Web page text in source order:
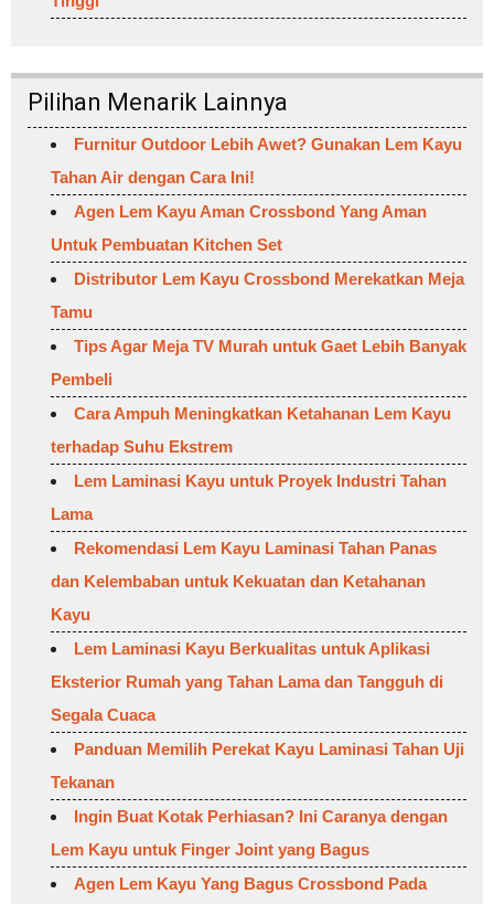
Pilihan Menarik Lainnya
Furnitur Outdoor Lebih Awet? Gunakan Lem Kayu
Tahan Air dengan Cara Ini!
Agen Lem Kayu Aman Crossbond Yang Aman
Untuk Pembuatan Kitchen Set
Distributor Lem Kayu Crossbond Merekatkan Meja
Tamu
Tips Agar Meja TV Murah untuk Gaet Lebih Banyak
Pembeli
Cara Ampuh Meningkatkan Ketahanan Lem Kayu
terhadap Suhu Ekstrem
Lem Laminasi Kayu untuk Proyek Industri Tahan
Lama
Rekomendasi Lem Kayu Laminasi Tahan Panas
dan Kelembaban untuk Kekuatan dan Ketahanan
Kayu
Lem Laminasi Kayu Berkualitas untuk Aplikasi
Eksterior Rumah yang Tahan Lama dan Tangguh di
Segala Cuaca
Panduan Memilih Perekat Kayu Laminasi Tahan Uji
Tekanan
Ingin Buat Kotak Perhiasan? Ini Caranya dengan
Lem Kayu untuk Finger Joint yang Bagus
Agen Lem Kayu Yang Bagus Crossbond Pada